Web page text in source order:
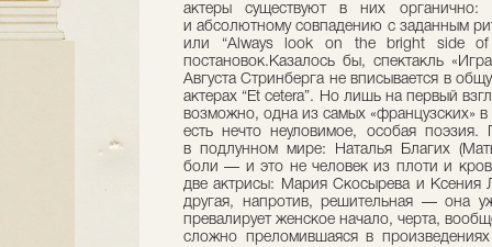
актеры существуют в них органично:
и абсолютному совпадению с заданным
или “Always look on the bright side of
постановок.Казалось бы, спектакль
Августа Стринберга не вписывается в
актерах “Et cetera”. Но лишь на первый
возможно, одна из самых «французских»
есть нечто неуловимое, особая
в подлунном мире: Наталья Благих
боли — и это не человек из плоти и
две актрисы: Мария Скосырева и Ксения
другая, напротив, решительная — она
превалирует женское начало, черта,
сложно преломившаяся в